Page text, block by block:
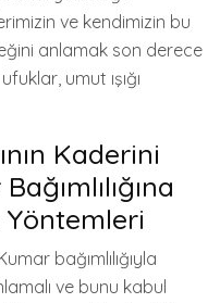
ve kendimizin bu
anlamak son derece
umut ışığı
Kaderini
bağımlılığıyla
ve bunu kabul